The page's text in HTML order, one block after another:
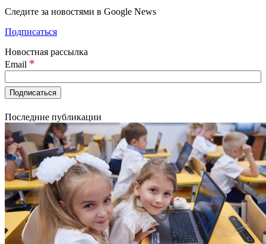
Следите за новостями в Google News
Подписаться
Новостная рассылка
Email *
Последние публикации